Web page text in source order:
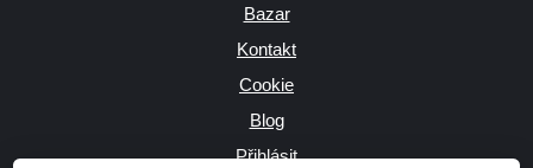
Bazar
Kontakt
Cookie
Blog
Přihlásit